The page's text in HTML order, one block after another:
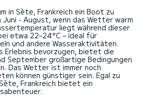
in Sète, Frankreich ein Boot zu
Juni - August, wenn das Wetter warm
liegt während dieser
etwa 22–24°C – ideal für
und andere Wasseraktivitäten.
Erlebnis bevorzugen, bietet die
September großartige Bedingungen
Das Wetter ist immer noch
können günstiger sein. Egal zu
Frankreich bietet ein